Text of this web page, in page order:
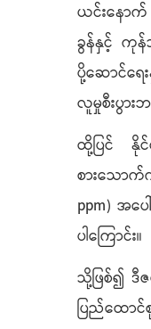
ယင်းနော
ခွန်နှင့် ကုန်
ပို့ဆောင်ရ
လူမှုစီးပွား
ထို့ပြင် နိုင်
စားသောက်
ppm) အ
ပါကြောင်း။
သို့ဖြစ်၍ ဒီ
ပြည်ထော